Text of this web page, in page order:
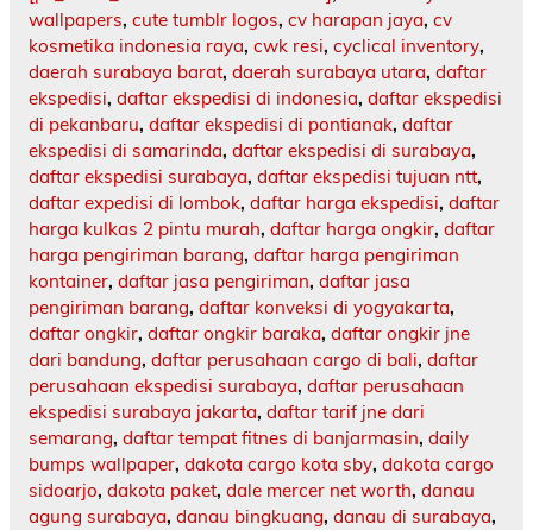
wallpapers, cute tumblr logos, cv harapan jaya, cv
kosmetika indonesia raya, cwk resi, cyclical inventory,
daerah surabaya barat, daerah surabaya utara, daftar
ekspedisi, daftar ekspedisi di indonesia, daftar ekspedisi
di pekanbaru, daftar ekspedisi di pontianak, daftar
ekspedisi di samarinda, daftar ekspedisi di surabaya,
daftar ekspedisi surabaya, daftar ekspedisi tujuan ntt,
daftar expedisi di lombok, daftar harga ekspedisi, daftar
harga kulkas 2 pintu murah, daftar harga ongkir, daftar
harga pengiriman barang, daftar harga pengiriman
kontainer, daftar jasa pengiriman, daftar jasa
pengiriman barang, daftar konveksi di yogyakarta,
daftar ongkir, daftar ongkir baraka, daftar ongkir jne
dari bandung, daftar perusahaan cargo di bali, daftar
perusahaan ekspedisi surabaya, daftar perusahaan
ekspedisi surabaya jakarta, daftar tarif jne dari
semarang, daftar tempat fitnes di banjarmasin, daily
bumps wallpaper, dakota cargo kota sby, dakota cargo
sidoarjo, dakota paket, dale mercer net worth, danau
agung surabaya, danau bingkuang, danau di surabaya,